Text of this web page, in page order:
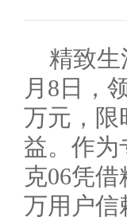
精致生
月8日，
万元，限
益。作为
克06凭
万用户信